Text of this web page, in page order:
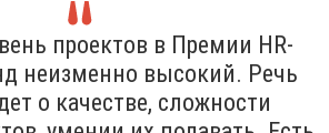
проектов в Премии HR-
неизменно высокий. Речь
о качестве, сложности